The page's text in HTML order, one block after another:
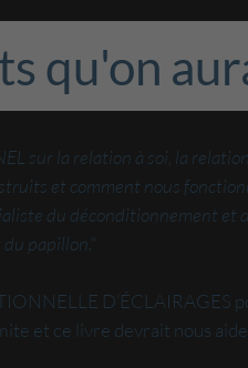
qu'on
sur la relation à soi, la
et comment nous
du déconditionnement
papillon."
D’ÉCLAIRAGES
et ce livre devrait nous